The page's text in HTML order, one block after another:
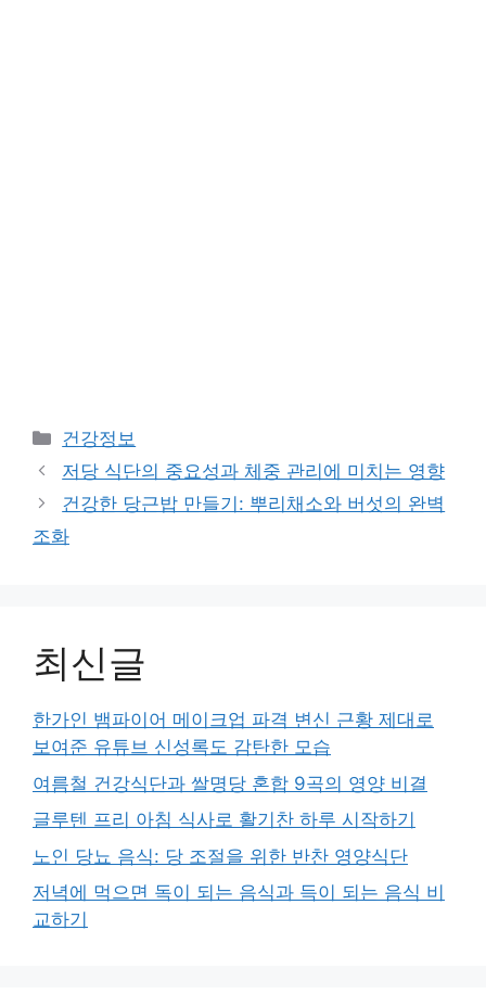
Categories
건강정보
저당 식단의 중요성과 체중 관리에 미치는 영향
건강한 당근밥 만들기: 뿌리채소와 버섯의 완벽
조화
최신글
한가인 뱀파이어 메이크업 파격 변신 근황 제대로
보여준 유튜브 신성록도 감탄한 모습
여름철 건강식단과 쌀명당 혼합 9곡의 영양 비결
글루텐 프리 아침 식사로 활기찬 하루 시작하기
노인 당뇨 음식: 당 조절을 위한 반찬 영양식단
저녁에 먹으면 독이 되는 음식과 득이 되는 음식 비
교하기